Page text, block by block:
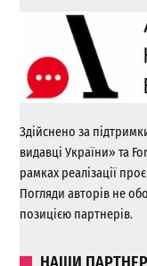
Здійснено за
видавці України» та
рамках реалізації
Погляди авторів не
позицією партнерів.